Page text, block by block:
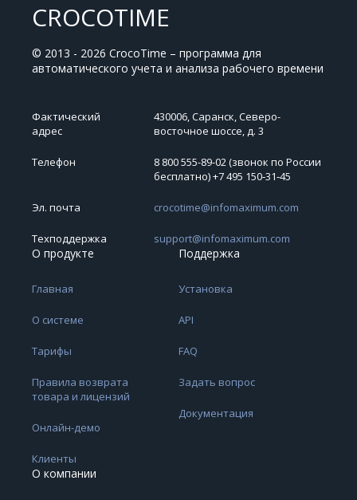
CROCOTIME
© 2013 - 2026 CrocoTime – программа для
автоматического учета и анализа рабочего времени
Фактический
адрес
430006, Саранск, Северо-
восточное шоссе, д. 3
Телефон
8 800 555-89-02 (звонок по России
бесплатно) +7 495 150‑31‑45
Эл. почта crocotime@infomaximum.com
Техподдержка support@infomaximum.com
О продукте
Главная
О системе
Тарифы
Правила возврата
товара и лицензий
Онлайн-демо
Клиенты
Поддержка
Установка
API
FAQ
Задать вопрос
Документация
О компании